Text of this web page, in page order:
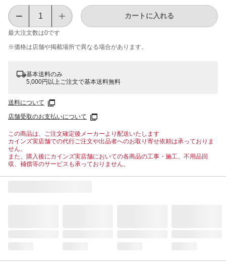
最大注文数は0です
カートに入れる
※価格は​店舗や​掲載場所で​異なる​場合が​あります。
基本送料のみ
5,000円以上ご注文で基本送料無料
送料について
店舗受取のお支払いについて
この商品は、ご注文確定後メーカーより配送いたします
カインズ実店舗での代行ご注文や出品者へのお取り寄せ依頼は承っておりま
せん。
また、購入後にカインズ実店舗においての各商品の工事・施工、不用品回
収、補償等のサービスも承っておりません。